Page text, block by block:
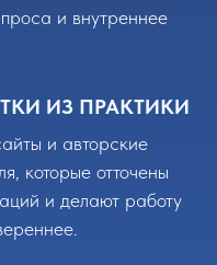
и внутреннее
ИЗ ПРАКТИКИ
и авторские
которые отточены
и делают работу